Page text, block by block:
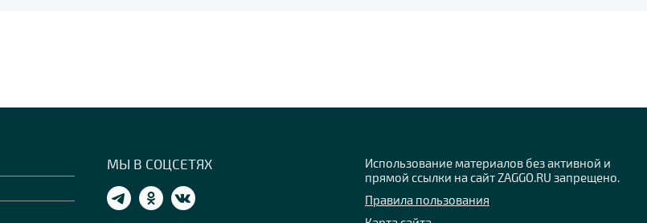
МЫ В СОЦСЕТЯХ
Использование материалов без активной и
прямой ссылки на сайт ZAGGO.RU запрещено.
Правила пользования